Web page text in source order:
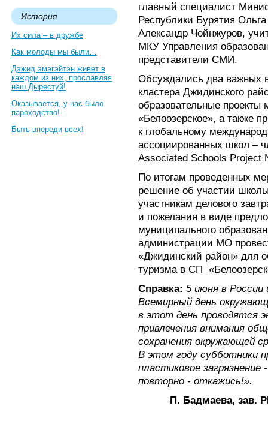
История
Их сила – в дружбе
Как молоды мы были…
Дэжид эмэгэйтэн живет в
каждом из них, прославляя
наш Дырестуй!
Оказывается, у нас было
пароходство!
Быть впереди всех!
главный специалист
Республики Бурятия
Александр Чойнжуров,
МКУ Управления
представители СМИ.
Обсуждались два важных
кластера Джидинского
образовательные проекты
«Белоозерское», а также
к глобальному
ассоциированных школ –
Associated Schools Project
По итогам проведенных
решение об участии
участникам делового
и пожелания в виде
муниципального
администрации МО
«Джидинский район» для
туризма в СП
Справка: 5 июня в России
Всемирный день
в этот день проводятся
привлечения внимания
сохранения окружающей
В этом году субботники
пластиковое
повторно - откажись!».
П. Бадмаева, зав.